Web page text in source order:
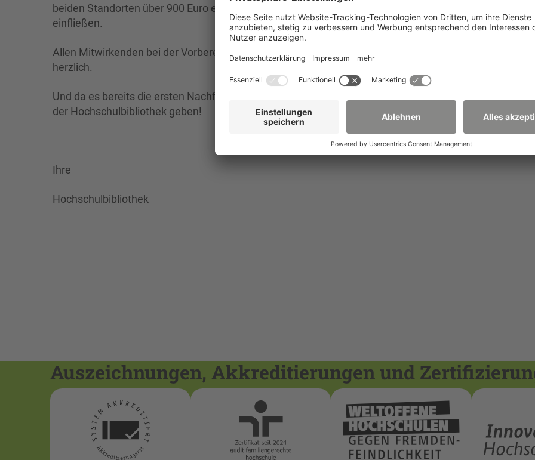
beiden Standorten über 900 Euro eingenommen werden, die direkt in die Beschaffung neuer Bücher
einfließen.
Allen Mitwirkenden bei der Vorbereitung, Durchführung und Unterstützung sowie den Käufern danken
herzlich.
Und da es bereits die ersten Nachfragen gab: keine Angst, es wird in Abständen weitere Buch-
der Hochschulbibliothek geben!
Ihre
Hochschulbibliothek
Auszeichnungen, Akkreditierungen und